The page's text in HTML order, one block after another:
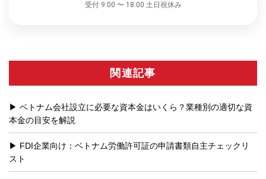
受付 9:00 〜 18:00 土日祝休み
関連記事
ベトナム会社設立に必要な資本金はいくら？業種別の適切な資
本金の目安を解説
FDI企業向け：ベトナム労働許可証の申請書類自主チェックリ
スト